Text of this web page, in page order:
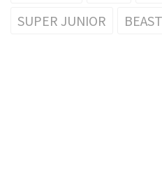
SUPER JUNIOR BEAST